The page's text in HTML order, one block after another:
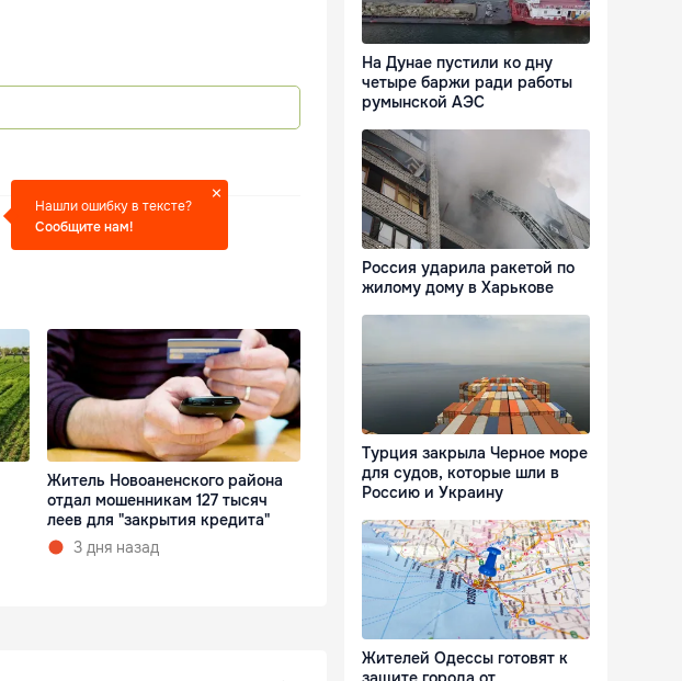
Нашли ошибку в тексте?
Сообщите нам!
Житель Новоаненского района
отдал мошенникам 127 тысяч
леев для "закрытия кредита"
3 дня назад
На Дунае пустили ко дну
четыре баржи ради работы
румынской АЭС
Россия ударила ракетой по
жилому дому в Харькове
Турция закрыла Черное море
для судов, которые шли в
Россию и Украину
Жителей Одессы готовят к